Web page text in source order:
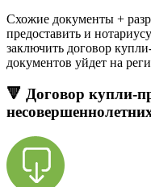
Схожие документы +
предоставить и
заключить договор
документов уйдет на
🔻 Договор купли-